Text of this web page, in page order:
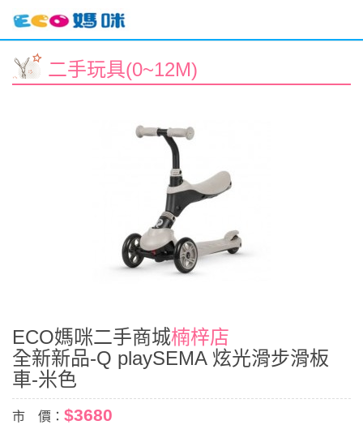
二手玩具(0~12M)
ECO媽咪二手商城楠梓店
全新新品-Q playSEMA 炫光滑步滑板
車-米色
市 價： $3680